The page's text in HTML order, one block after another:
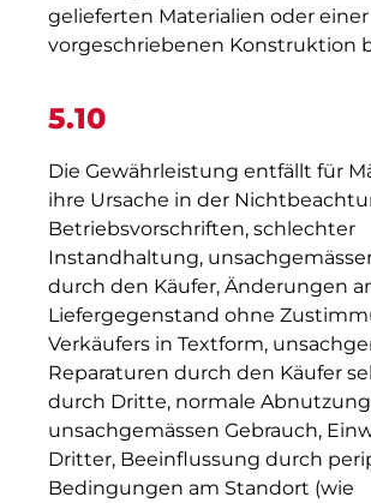
gelieferten Materialien oder
vorgeschriebenen Konstruktion
5.10
Die Gewährleistung entfällt für
ihre Ursache in der
Betriebsvorschriften, schlechter
Instandhaltung,
durch den Käufer, Änderungen
Liefergegenstand ohne
Verkäufers in Textform,
Reparaturen durch den Käufer
durch Dritte, normale
unsachgemässen Gebrauch,
Dritter, Beeinflussung durch
Bedingungen am Standort (wie